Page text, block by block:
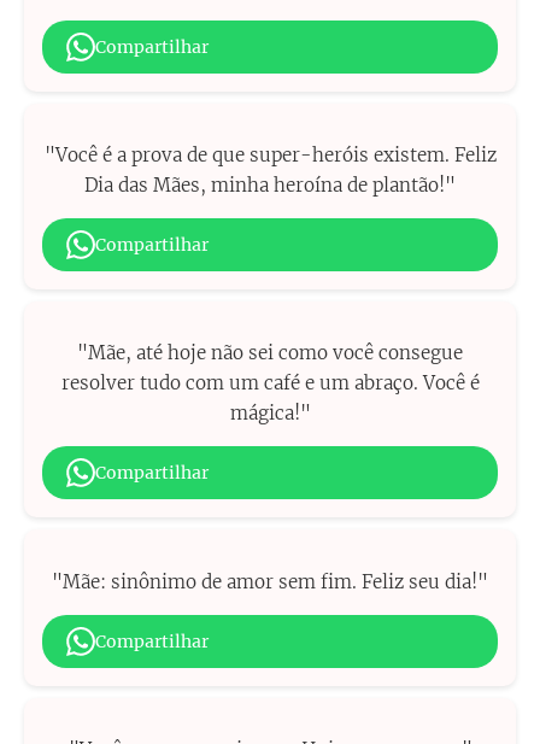
Compartilhar
"Você é a prova de que super-heróis existem. Feliz
Dia das Mães, minha heroína de plantão!"
Compartilhar
"Mãe, até hoje não sei como você consegue
resolver tudo com um café e um abraço. Você é
mágica!"
Compartilhar
"Mãe: sinônimo de amor sem fim. Feliz seu dia!"
Compartilhar